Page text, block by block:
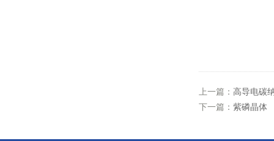
上一篇： 高导电碳
下一篇： 紫磷晶体